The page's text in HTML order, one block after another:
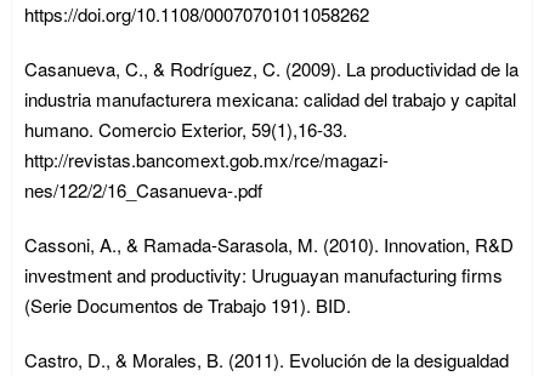
https://doi.org/10.1108/00070701011058262
Casanueva, C., & Rodríguez, C. (2009). La productividad de la
industria manufacturera mexicana: calidad del trabajo y capital
humano. Comercio Exterior, 59(1),16-33.
http://revistas.bancomext.gob.mx/rce/magazi-
nes/122/2/16_Casanueva-.pdf
Cassoni, A., & Ramada-Sarasola, M. (2010). Innovation, R&D
investment and productivity: Uruguayan manufacturing firms
(Serie Documentos de Trabajo 191). BID.
Castro, D., & Morales, B. (2011). Evolución de la desigualdad